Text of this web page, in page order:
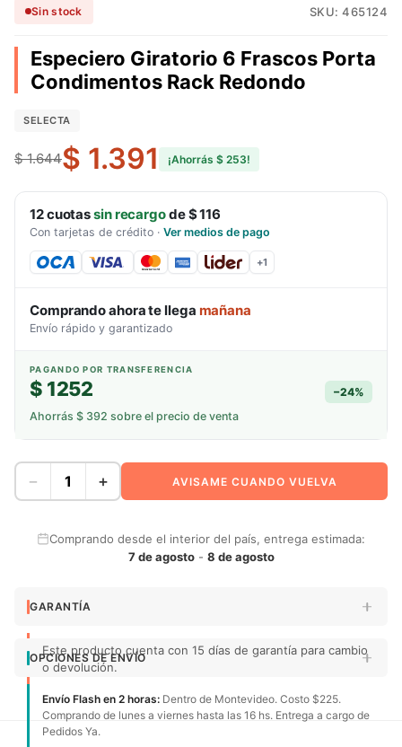
Sin stock SKU: 465124
Especiero Giratorio 6 Frascos Porta
Condimentos Rack Redondo
SELECTA
$ 1.644$ 1.391 ¡Ahorrás $ 253!
12cuotassin recargode$ 116
Con tarjetas de crédito · Ver medios de pago
+1
Comprando ahora te llega mañana
Envío rápido y garantizado
PAGANDO POR TRANSFERENCIA
$ 1252 −24%
Ahorrás $ 392 sobre el precio de venta
− + AVISAME CUANDO VUELVA
Comprando desde el interior del país, entrega estimada:
7 de agosto- 8 de agosto
GARANTÍA
Este producto cuenta con 15 días de garantía para cambio
o devolución.
OPCIONES DE ENVÍO
Envío Flash en 2 horas: Dentro de Montevideo. Costo $225.
Comprando de lunes a viernes hasta las 16 hs. Entrega a cargo de
Pedidos Ya.